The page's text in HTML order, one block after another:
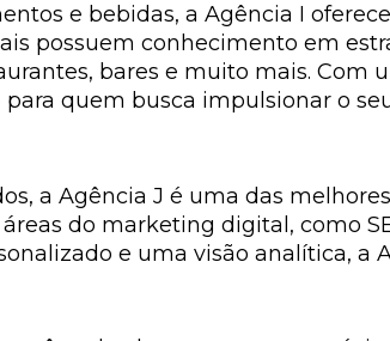
e bebidas, a Agência I
possuem conhecimento em
bares e muito mais. Com
quem busca impulsionar o
a Agência J é uma das
do marketing digital, como
e uma visão analítica, a